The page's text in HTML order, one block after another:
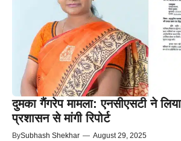
दुमका गैंगरेप मामला: एनसीएसटी ने
प्रशासन से मांगी रिपोर्ट
BySubhash Shekhar — August 29, 2025